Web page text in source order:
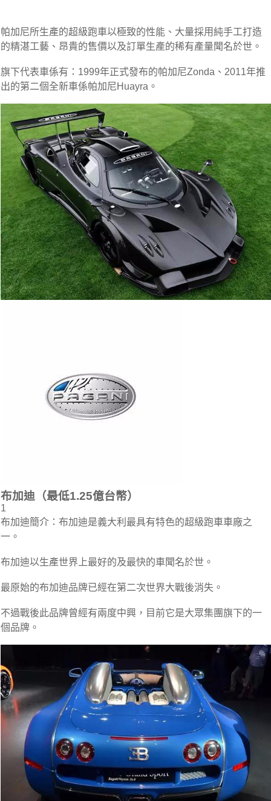
帕加尼所生產的超級跑車以極致的性能、大量採用純手工打造
的精湛工藝、昂貴的售價以及訂單生產的稀有產量聞名於世。
旗下代表車係有：1999年正式發布的帕加尼Zonda、2011年推
出的第二個全新車係帕加尼Huayra。
布加迪（最低1.25億台幣）
1
布加迪簡介：布加迪是義大利最具有特色的超級跑車車廠之
一。
布加迪以生產世界上最好的及最快的車聞名於世。
最原始的布加迪品牌已經在第二次世界大戰後消失。
不過戰後此品牌曾經有兩度中興，目前它是大眾集團旗下的一
個品牌。